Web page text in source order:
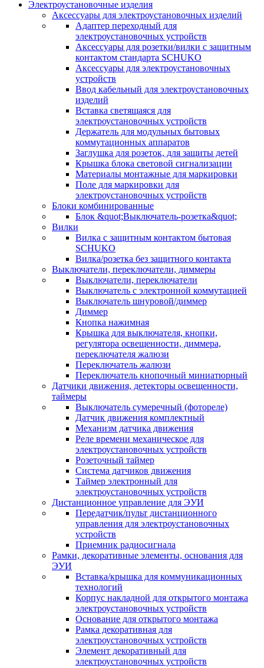
Электроустановочные изделия
Аксессуары для электроустановочных изделий
Адаптер переходный для
электроустановочных устройств
Аксессуары для розетки/вилки с защитным
контактом стандарта SCHUKO
Аксессуары для электроустановочных
устройств
Ввод кабельный для электроустановочных
изделий
Вставка светящаяся для
электроустановочных устройств
Держатель для модульных бытовых
коммутационных аппаратов
Заглушка для розеток, для защиты детей
Крышка блока световой сигнализации
Материалы монтажные для маркировки
Поле для маркировки для
электроустановочных устройств
Блоки комбинированные
Блок &quot;Выключатель-розетка&quot;
Вилки
Вилка с защитным контактом бытовая
SCHUKO
Вилка/розетка без защитного контакта
Выключатели, переключатели, диммеры
Выключатели, переключатели
Выключатель с электронной коммутацией
Выключатель шнуровой/диммер
Диммер
Кнопка нажимная
Крышка для выключателя, кнопки,
регулятора освещенности, диммера,
переключателя жалюзи
Переключатель жалюзи
Переключатель кнопочный миниатюрный
Датчики движения, детекторы освещенности,
таймеры
Выключатель сумеречный (фотореле)
Датчик движения комплектный
Механизм датчика движения
Реле времени механическое для
электроустановочных устройств
Розеточный таймер
Система датчиков движения
Таймер электронный для
электроустановочных устройств
Дистанционное управление для ЭУИ
Передатчик/пульт дистанционного
управления для электроустановочных
устройств
Приемник радиосигнала
Рамки, декоративные элементы, основания для
ЭУИ
Вставка/крышка для коммуникационных
технологий
Корпус накладной для открытого монтажа
электроустановочных устройств
Основание для открытого монтажа
Рамка декоративная для
электроустановочных устройств
Элемент декоративный для
электроустановочных устройств